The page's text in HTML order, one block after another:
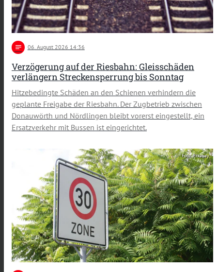
notes 06. August 2026 14:36
Verzögerung auf der Riesbahn: Gleisschäden
verlängern Streckensperrung bis Sonntag
Hitzebedingte Schäden an den Schienen verhindern die
geplante Freigabe der Riesbahn. Der Zugbetrieb zwischen
Donauwörth und Nördlingen bleibt vorerst eingestellt, ein
Ersatzverkehr mit Bussen ist eingerichtet.
Foto: Pixabay